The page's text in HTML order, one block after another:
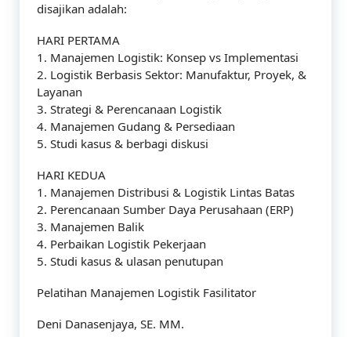
disajikan adalah:
HARI PERTAMA
1. Manajemen Logistik: Konsep vs Implementasi
2. Logistik Berbasis Sektor: Manufaktur, Proyek, &
Layanan
3. Strategi & Perencanaan Logistik
4. Manajemen Gudang & Persediaan
5. Studi kasus & berbagi diskusi
HARI KEDUA
1. Manajemen Distribusi & Logistik Lintas Batas
2. Perencanaan Sumber Daya Perusahaan (ERP)
3. Manajemen Balik
4. Perbaikan Logistik Pekerjaan
5. Studi kasus & ulasan penutupan
Pelatihan Manajemen Logistik Fasilitator
Deni Danasenjaya, SE. MM.